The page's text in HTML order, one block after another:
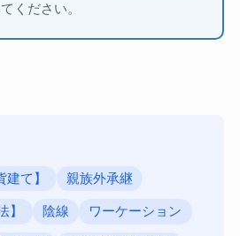
ください。
て】 親族外承継
】 陰線 ワーケーション